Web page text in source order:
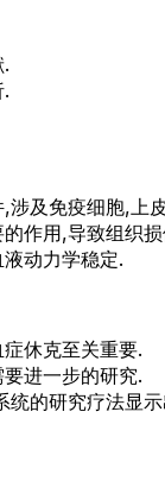
及免疫细胞,上
作用,导致组织
动力学稳定.
休克至关重要.
进一步的研究.
统的研究疗法显